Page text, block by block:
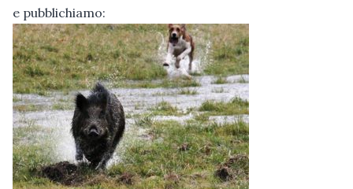
e pubblichiamo: